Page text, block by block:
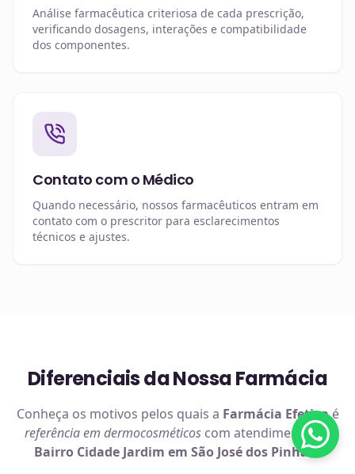
Análise farmacêutica criteriosa de cada prescrição,
verificando dosagens, interações e compatibilidade
dos componentes.
Contato com o Médico
Quando necessário, nossos farmacêuticos entram em
contato com o prescritor para esclarecimentos
técnicos e ajustes.
Diferenciais da Nossa Farmácia
Conheça os motivos pelos quais a Farmácia Efetivaé
referência em dermocosméticos com atendimento no
Bairro Cidade Jardim em São José dos Pinhais.